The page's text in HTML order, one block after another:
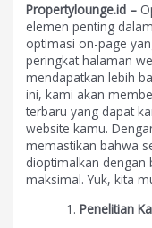
Propertylounge.id –
elemen penting
optimasi on-page
peringkat halaman
mendapatkan lebih
ini, kami akan
terbaru yang dapat
website kamu.
memastikan bahwa
dioptimalkan dengan
maksimal. Yuk, kita
Penelitian